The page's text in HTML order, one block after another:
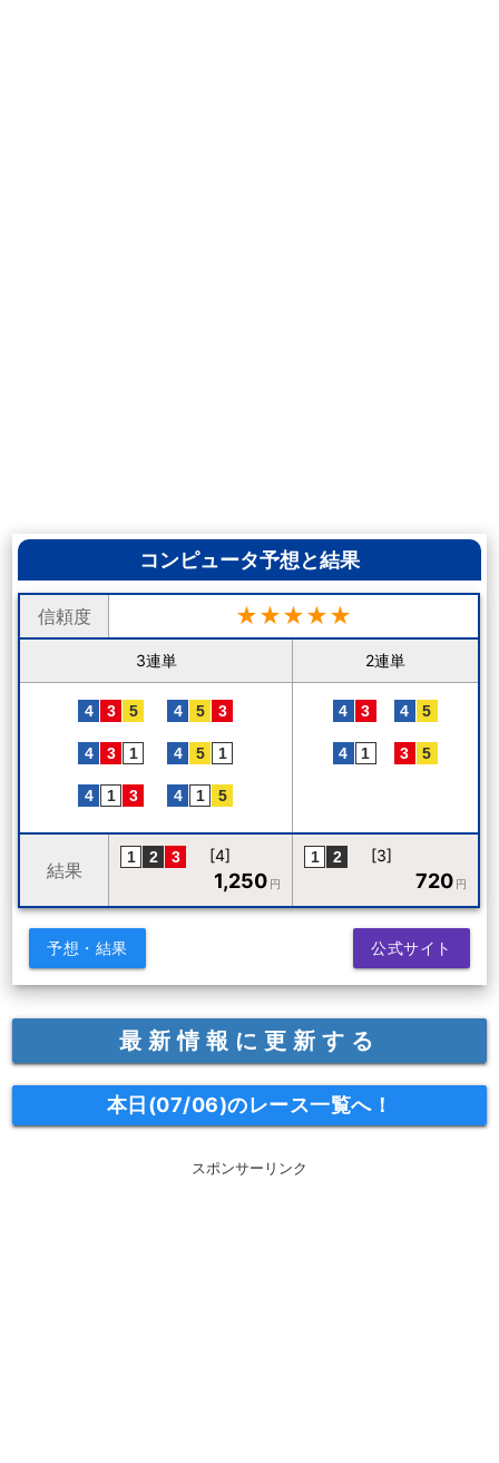
コンピュータ予想と結果
信頼度 ★★★★★
3連単 2連単
結果
[4]
1,250 円
[3]
720 円
予想・結果 公式サイト
最新情報に更新する
本日(07/06)のレース一覧へ！
スポンサーリンク